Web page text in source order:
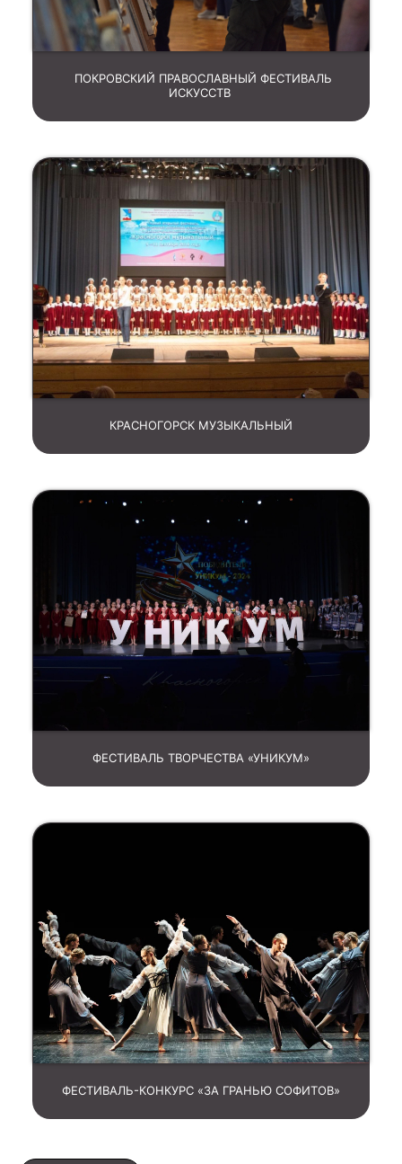
ПОКРОВСКИЙ ПРАВОСЛАВНЫЙ ФЕСТИВАЛЬ
ИСКУССТВ
КРАСНОГОРСК МУЗЫКАЛЬНЫЙ
ФЕСТИВАЛЬ ТВОРЧЕСТВА «УНИКУМ»
ФЕСТИВАЛЬ-КОНКУРС «ЗА ГРАНЬЮ СОФИТОВ»